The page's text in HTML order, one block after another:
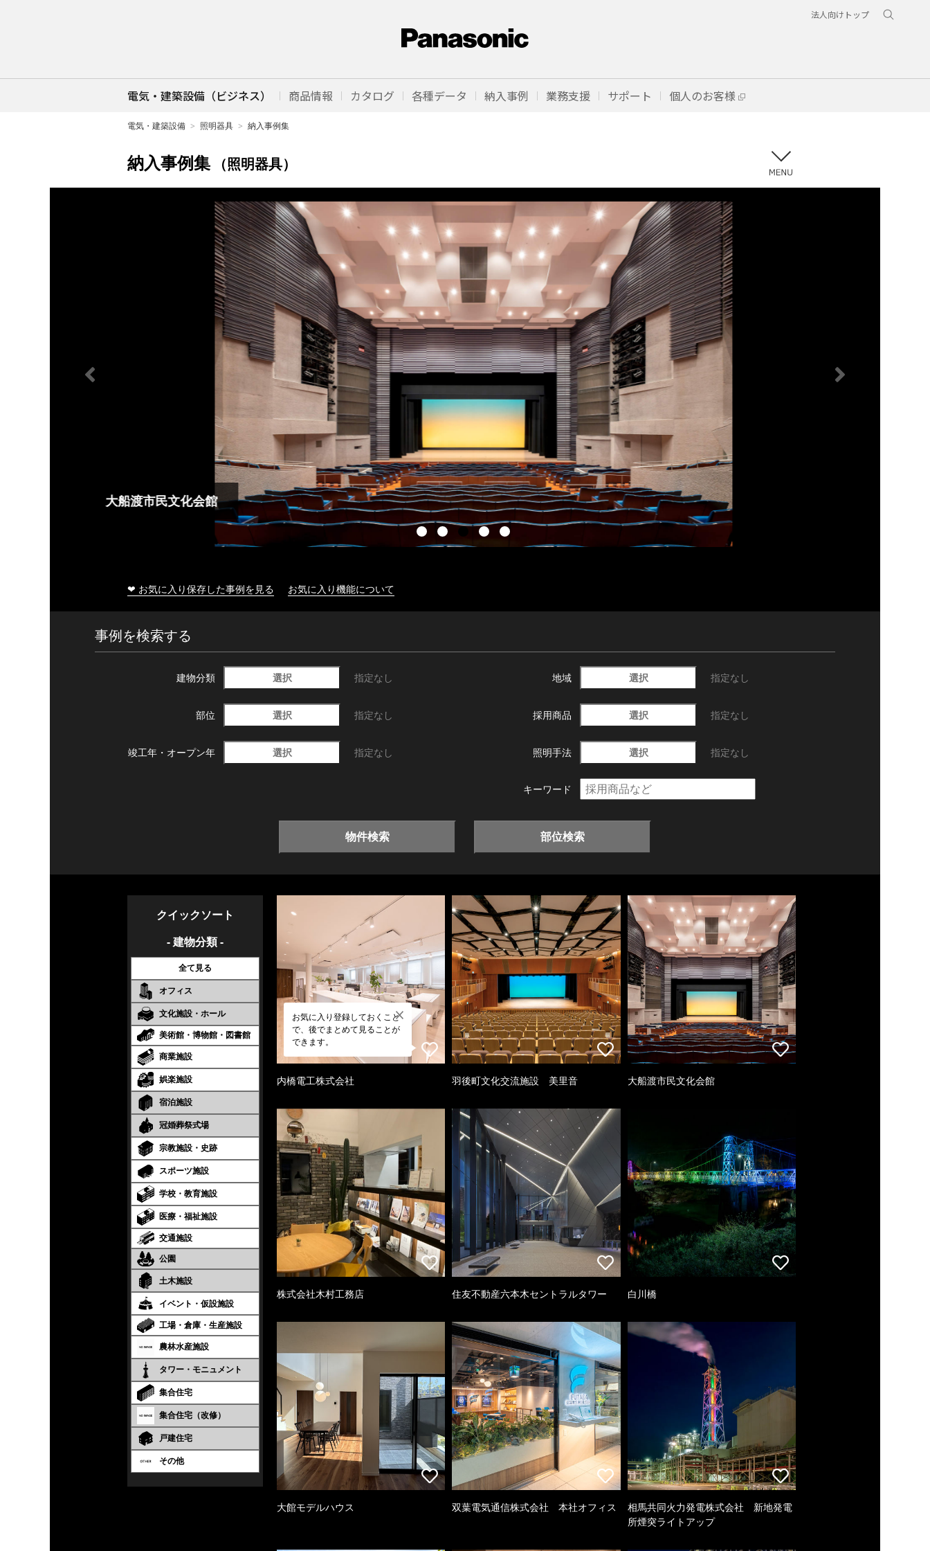
法人向けトップ
電気・建築設備（ビジネス） 商品情報 カタログ 各種データ 納入事例 業務支援 サポート 個人のお客様
電気・建築設備 照明器具 納入事例集
納入事例集 （照明器具）
大船渡市民文化会館
❤ お気に入り保存した事例を見る お気に入り機能について
事例を検索する
建物分類 選択 指定なし 地域 選択 指定なし
部位 選択 指定なし 採用商品 選択 指定なし
竣工年・ オープン年 選択 指定なし 照明手法 選択 指定なし
キーワード
物件検索 部位検索
クイックソート
- 建物分類 -
全て見る
オフィス
文化施設・ホール
美術館・博物館・図書館
商業施設
娯楽施設
宿泊施設
冠婚葬祭式場
宗教施設・史跡
スポーツ施設
学校・教育施設
医療・福祉施設
交通施設
公園
土木施設
イベント・仮設施設
工場・倉庫・生産施設
農林水産施設
タワー・モニュメント
集合住宅
集合住宅（改修）
戸建住宅
その他
お気に入り登録しておくこと
で、後でまとめて見ることが
できます。
内橋電工株式会社 羽後町文化交流施設 美里音 大船渡市民文化会館
株式会社木村工務店 住友不動産六本木セントラルタワー 白川橋
大館モデルハウス 双葉電気通信株式会社 本社オフィス
相馬共同火力発電株式会社 新地発電
所煙突ライトアップ